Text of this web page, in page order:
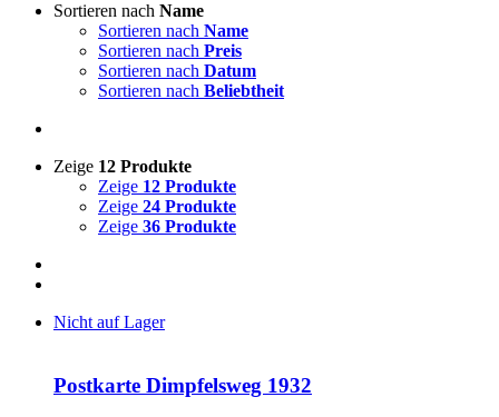
Sortieren nach Name
Sortieren nach Name
Sortieren nach Preis
Sortieren nach Datum
Sortieren nach Beliebtheit
Zeige 12 Produkte
Zeige 12 Produkte
Zeige 24 Produkte
Zeige 36 Produkte
Nicht auf Lager
Postkarte Dimpfelsweg 1932